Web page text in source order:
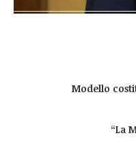
Modello
“La